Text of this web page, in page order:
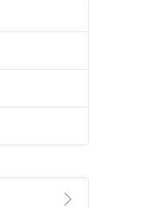
等，能綜覽大
地歷史脈絡與